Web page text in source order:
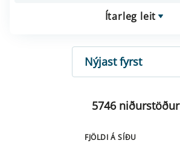
Ítarleg leit
RÖÐUN
5746 niðurstöður
FJÖLDI Á SÍÐU